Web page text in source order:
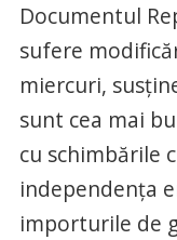
Documentul
sufere
miercuri,
sunt cea mai
cu schimbările
independenţa
importurile de